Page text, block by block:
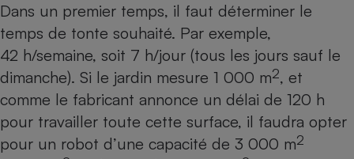
Dans un premier temps, il faut déterminer le
temps de tonte souhaité. Par exemple,
42 h/semaine, soit 7 h/jour (tous les jours sauf le
dimanche). Si le jardin mesure 1 000 m2, et
comme le fabricant annonce un délai de 120 h
pour travailler toute cette surface, il faudra opter
pour un robot d’une capacité de 3 000 m2